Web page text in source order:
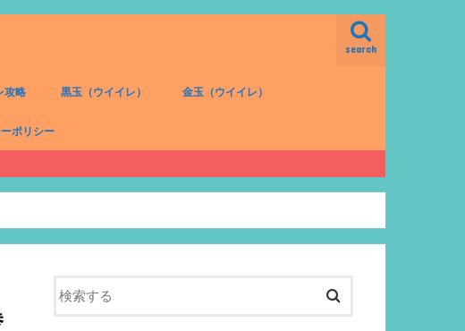
search
攻略 黒玉（ウイイレ） 金玉（ウイイレ）
ポリシー